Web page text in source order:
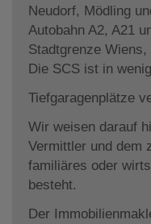
Neudorf, Mödling
Autobahn A2, A21
Stadtgrenze
Die SCS ist in
Tiefgaragenplätze
Wir weisen darauf
Vermittler und dem
familiäres oder
besteht.
Der